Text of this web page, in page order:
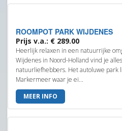
ROOMPOT PARK WIJDENES
Prijs v.a.: € 289.00
Heerlijk relaxen in een natuurrijke
Wijdenes in Noord-Holland vind je
natuurliefhebbers. Het autoluwe park
Markermeer waar je ei...
MEER INFO